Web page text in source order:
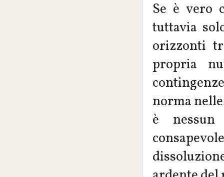
Se è vero
tuttavia
orizzonti
propria
norma
è nessun